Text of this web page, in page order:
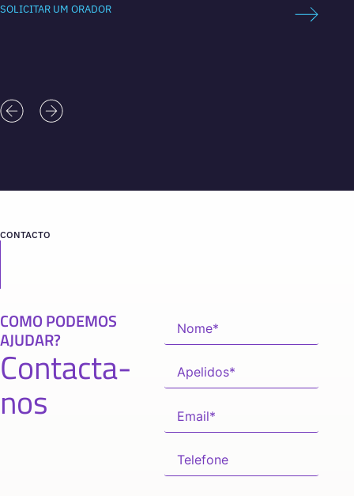
SOLICITAR UM ORADOR
CONTACTO
COMO PODEMOS
AJUDAR?
Contacta-
nos